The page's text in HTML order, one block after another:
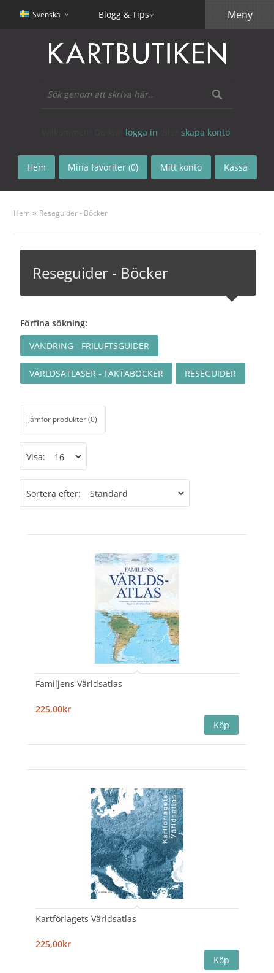
Svenska Blogg & Tips
logga in skapa konto
Hem Mina favoriter (0) Mitt konto Kassa
Meny
Hem » Reseguider - Böcker
Reseguider - Böcker
Förfina sökning:
VANDRING - FRILUFTSGUIDER
VÄRLDSATLASER - FAKTABÖCKER RESEGUIDER
Jämför produkter (0)
Visa:
Sortera efter:
Familjens Världsatlas
225,00kr
Kartförlagets Världsatlas
225,00kr